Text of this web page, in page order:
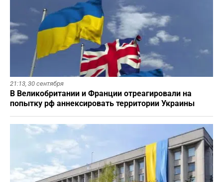
21:13, 30 сентября
В Великобритании и Франции отреагировали на
попытку рф аннексировать территории Украины